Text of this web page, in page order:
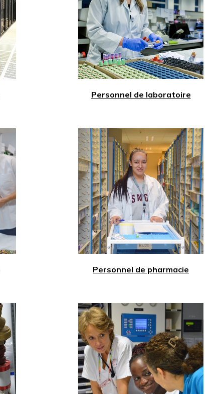
Personnel de laboratoire
Personnel de pharmacie